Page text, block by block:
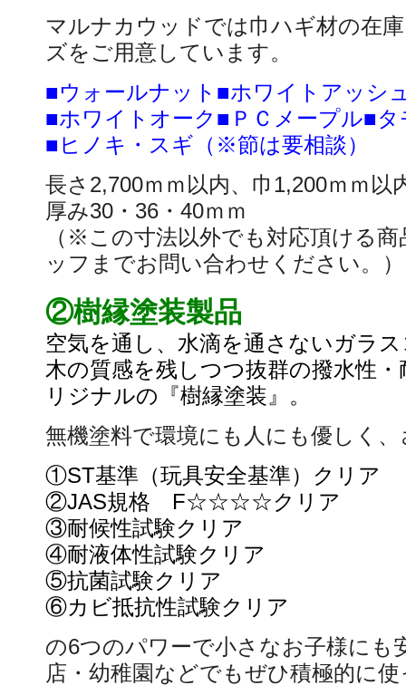
マルナカウッドでは巾ハギ材の在
ズをご用意しています。
■ウォールナット■ホワイトアッシ
■ホワイトオーク■ＰＣメープル■タ
■ヒノキ・スギ（※節は要相談）
長さ2,700ｍｍ以内、巾1,200ｍｍ以
厚み30・36・40ｍｍ
（※この寸法以外でも対応頂ける
ッフまでお問い合わせください。）
②樹縁塗装製品
空気を通し、水滴を通さないガラ
木の質感を残しつつ抜群の撥水性
リジナルの『樹縁塗装』。
無機塗料で環境にも人にも優しく
①ST基準（玩具安全基準）クリア
②JAS規格 F☆☆☆☆クリア
③耐候性試験クリア
④耐液体性試験クリア
⑤抗菌試験クリア
⑥カビ抵抗性試験クリア
の6つのパワーで小さなお子様にも
店・幼稚園などでもぜひ積極的に